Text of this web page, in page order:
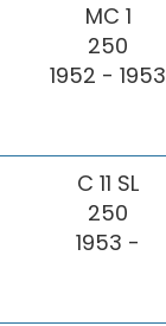
MC 1
250
1952 - 1953
C 11 SL
250
1953 -